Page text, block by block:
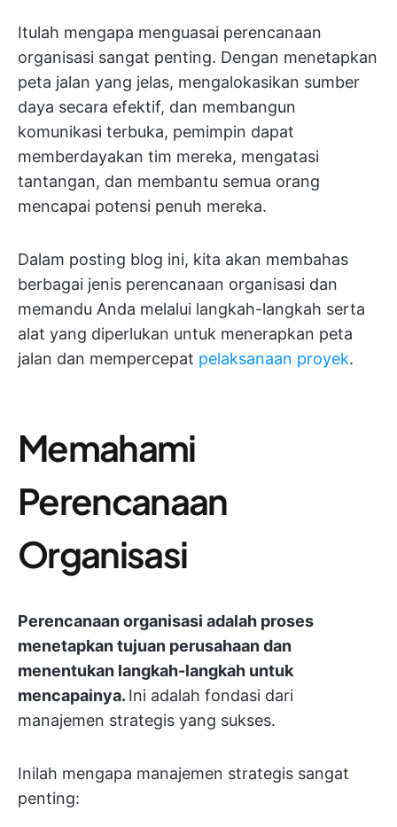
Itulah mengapa menguasai perencanaan
organisasi sangat penting. Dengan menetapkan
peta jalan yang jelas, mengalokasikan sumber
daya secara efektif, dan membangun
komunikasi terbuka, pemimpin dapat
memberdayakan tim mereka, mengatasi
tantangan, dan membantu semua orang
mencapai potensi penuh mereka.
Dalam posting blog ini, kita akan membahas
berbagai jenis perencanaan organisasi dan
memandu Anda melalui langkah-langkah serta
alat yang diperlukan untuk menerapkan peta
jalan dan mempercepat pelaksanaan proyek.
Memahami
Perencanaan
Organisasi
Perencanaan organisasi adalah proses
menetapkan tujuan perusahaan dan
menentukan langkah-langkah untuk
mencapainya. Ini adalah fondasi dari
manajemen strategis yang sukses.
Inilah mengapa manajemen strategis sangat
penting: